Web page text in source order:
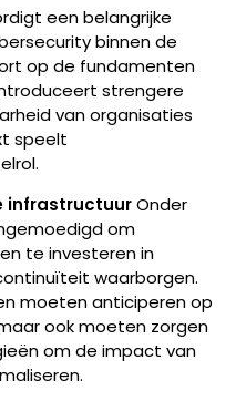
een belangrijke
binnen de
op de fundamenten
strengere
van organisaties
speelt
infrastructuurOnder
om
te investeren in
waarborgen.
moeten anticiperen op
ook moeten zorgen
om de impact van